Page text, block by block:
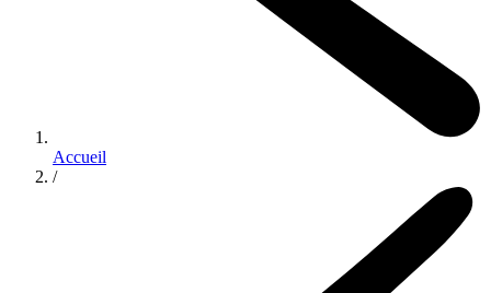
Accueil
/